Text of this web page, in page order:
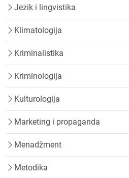
Jezik i lingvistika
Klimatologija
Kriminalistika
Kriminologija
Kulturologija
Marketing i propaganda
Menadžment
Metodika